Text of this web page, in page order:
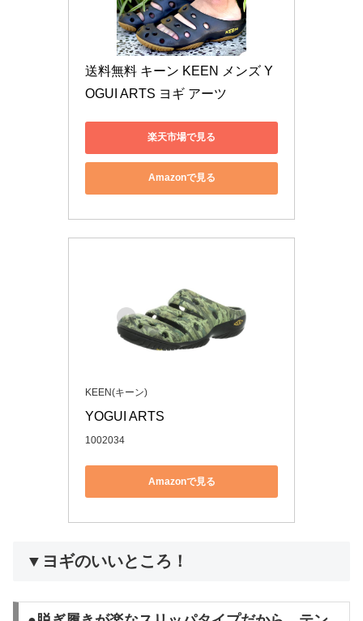
送料無料 キーン KEEN メンズ Y
OGUI ARTS ヨギ アーツ
楽天市場で見る
Amazonで見る
KEEN(キーン)
YOGUI ARTS
1002034
Amazonで見る
▼ヨギのいいところ！